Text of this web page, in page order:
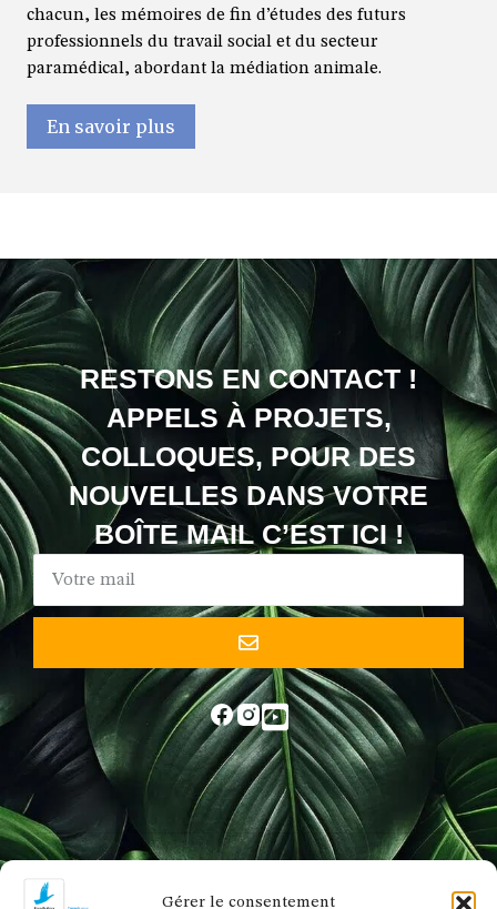
Gérer le consentement
chacun, les mémoires de fin d’études des futurs
professionnels du travail social et du secteur
paramédical, abordant la médiation animale.
En savoir plus
RESTONS EN CONTACT !
APPELS À PROJETS,
COLLOQUES, POUR DES
NOUVELLES DANS VOTRE
BOÎTE MAIL C’EST ICI !